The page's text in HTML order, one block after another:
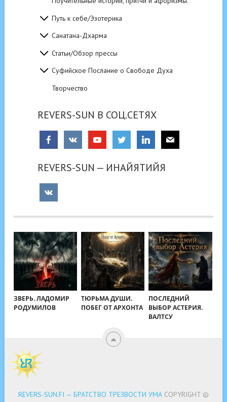
Путь к себе/Эзотерика
Санатана-Дхарма
Статьи/Обзор прессы
Суфийское Послание о Свободе Духа
Творчество
REVERS-SUN В СОЦ.СЕТЯХ
REVERS-SUN — ИНАЙЯТИЙЯ
ЗВЕРЬ. ЛАДОМИР
РОДУМИЛОВ
ТЮРЬМА ДУШИ.
ПОБЕГ ОТ АРХОНТА
ПОСЛЕДНИЙ
ВЫБОР АСТЕРИЯ.
ВАЛТСУ
REVERS-SUN.FI — БРАТСТВО ТРЕЗВОСТИ УМАCOPYRIGHT ©